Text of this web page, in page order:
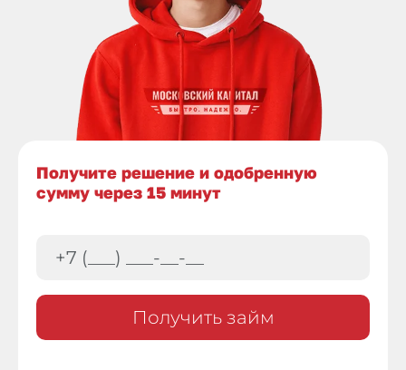
Получите решение и одобренную
сумму через 15 минут
Получить займ